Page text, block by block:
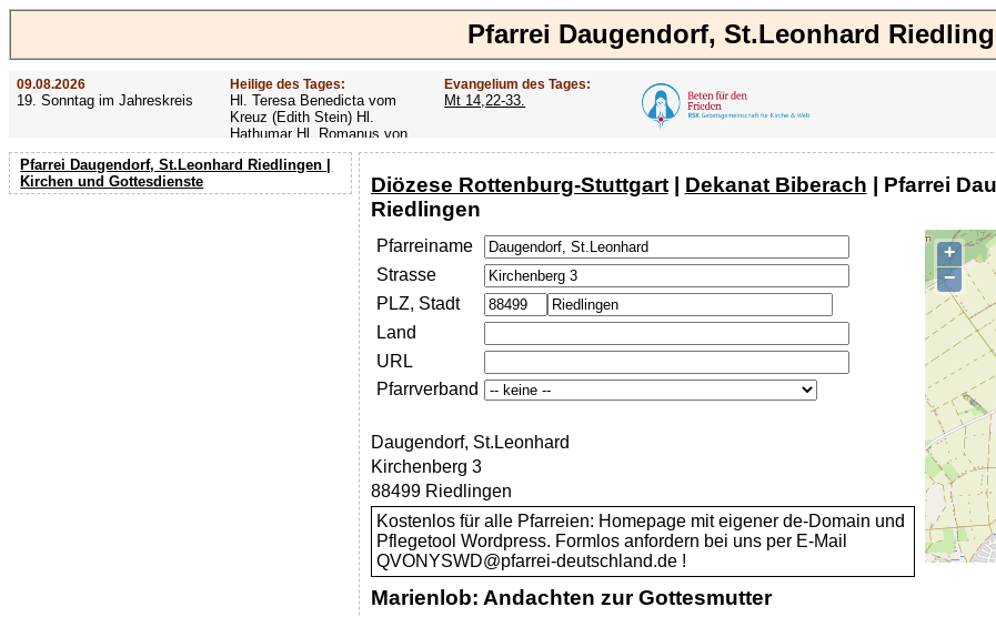
Pfarrei Daugendorf, St.Leonhard
09.08.2026
19. Sonntag im Jahreskreis
Heilige des Tages:
Hl. Teresa Benedicta vom
Kreuz (Edith Stein) Hl.
Hathumar Hl. Romanus von
Rom Hl. Altmann
Evangelium des Tages:
Mt 14,22-33.
Pfarrei Daugendorf, St.Leonhard Riedlingen |
Kirchen und Gottesdienste
Diözese Rottenburg-Stuttgart| Dekanat Biberach | Pfarrei
Riedlingen
+
−
Pfarreiname
Strasse
PLZ, Stadt
Land
URL
Pfarrverband
Daugendorf, St.Leonhard
Kirchenberg 3
88499 Riedlingen
Kostenlos für alle Pfarreien: Homepage mit eigener de-Domain und
Pflegetool Wordpress. Formlos anfordern bei uns per E-Mail
QVONYSWD@pfarrei-deutschland.de !
Marienlob: Andachten zur Gottesmutter